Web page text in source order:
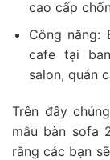
cao cấp
Công năng:
cafe tại
salon, quán
Trên đây
mẫu bàn sofa
rằng các bạn